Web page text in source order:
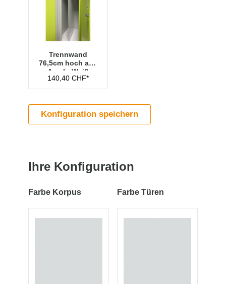
Trennwand
76,5cm hoch aus
Acryl - Weiß
140,40 CHF*
Konfiguration speichern
Ihre Konfiguration
Farbe Korpus Farbe Türen